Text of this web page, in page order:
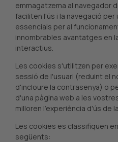
emmagatzema al navegador
faciliten l'ús i la navegació per
essencials per al
innombrables avantatges en
interactius.
Les cookies s'utilitzen per
sessió de l'usuari (reduint el
d'incloure la contrasenya) o
d'una pàgina web a les
milloren l'experiència d'ús de
Les cookies es classifiquen
següents: